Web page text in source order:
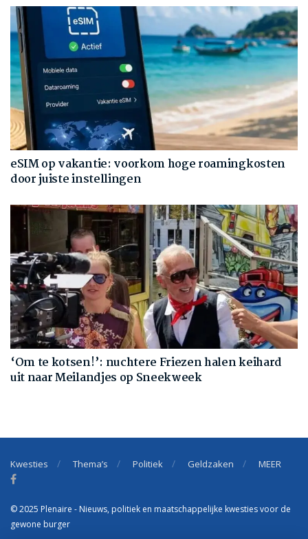
eSIM op vakantie: voorkom hoge roamingkosten
door juiste instellingen
‘Om te kotsen!’: nuchtere Friezen halen keihard
uit naar Meilandjes op Sneekweek
Kwesties Thema’s Politiek Geldzaken MEER
© 2025 Plenaire - Nieuws, politiek en maatschappelijke kwesties voor de
gewone burger